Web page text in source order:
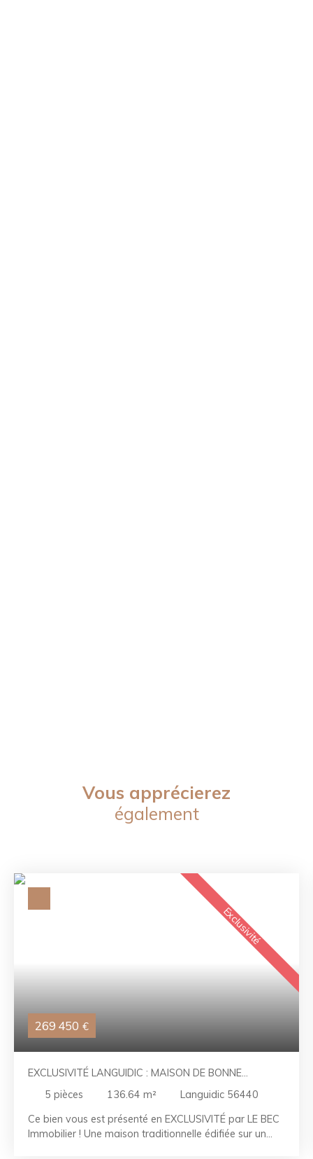
Vous apprécierez
également
269 450 €
Exclusivité
EXCLUSIVITÉ LANGUIDIC : MAISON DE BONNE
CONSTRUCTION SUR 4 000M²
5 pièces 136.64 m²
Languidic 56440
Ce bien vous est présenté en EXCLUSIVITÉ par LE BEC
Immobilier ! Une maison traditionnelle édifiée sur un